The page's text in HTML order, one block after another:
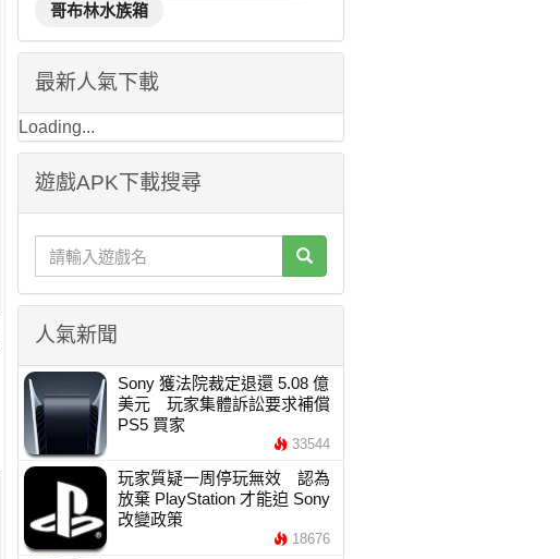
哥布林水族箱
最新人氣下載
Loading...
遊戲APK下載搜尋
人氣新聞
Sony 獲法院裁定退還 5.08 億
美元 玩家集體訴訟要求補償
PS5 買家
33544
玩家質疑一周停玩無效 認為
放棄 PlayStation 才能迫 Sony
改變政策
18676